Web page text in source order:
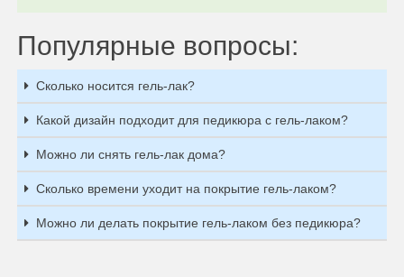
Популярные вопросы:
Сколько носится гель-лак?
Какой дизайн подходит для педикюра с гель-лаком?
Можно ли снять гель-лак дома?
Сколько времени уходит на покрытие гель-лаком?
Можно ли делать покрытие гель-лаком без педикюра?